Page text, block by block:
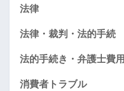
法律
法律・裁判・法的手続
法的手続き・弁護士費用
消費者トラブル